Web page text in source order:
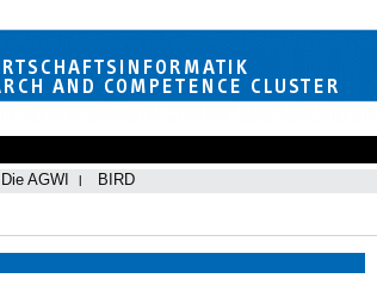
Die AGWI BIRD